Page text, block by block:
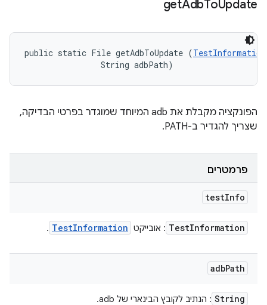
getAdbToUpdate
public static File getAdbToUpdate (TestInformation
                String adbPath)
הפונקציה מקבלת את adb המיוחד שמוגדר בפרטי הבדיקה,
שצריך להגדיר ב-PATH.
פרמטרים
testInfo
TestInformation : אובייקט TestInformation
.
adbPath
String : הנתיב לקובץ הבינארי של adb.